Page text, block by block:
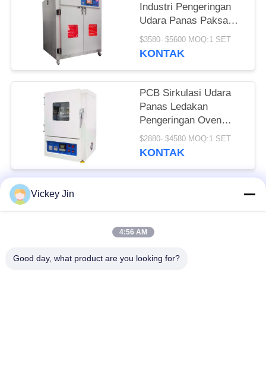
Industri Pengeringan
Udara Panas Paksa
LIYI Untuk
Laboratorium
$3580- $5600 MOQ:1 SET
KONTAK
PCB Sirkulasi Udara
Panas Ledakan
Pengeringan Oven
Pemanas Listrik Max
600C
$2880- $4580 MOQ:1 SET
KONTAK
Bad Request
Vickey Jin
4:56 AM
Good day, what product are you looking for?